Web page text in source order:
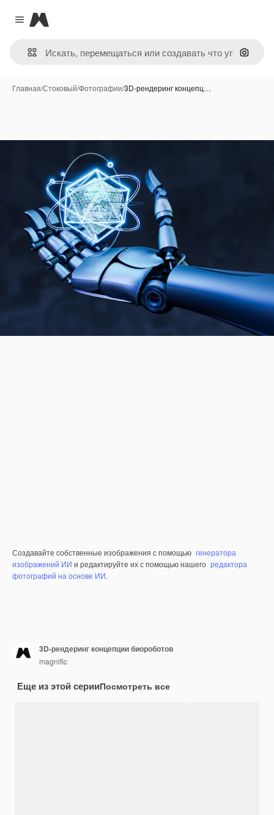
Close menu
Magnific
Поиск
Главная/Стоковый/Фотографии/3D-рендеринг концепц…
Создавайте собственные изображения с помощью генератора
изображений ИИ и редактируйте их с помощью нашего редактора
фотографий на основе ИИ.
3D-рендеринг концепции биороботов
magnific
Еще из этой серииПосмотреть все